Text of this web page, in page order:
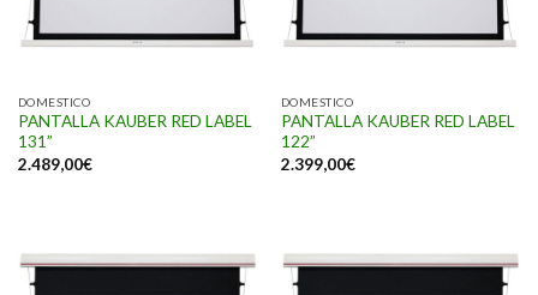
DOMESTICO
PANTALLA KAUBER RED LABEL
131”
2.489,00€
DOMESTICO
PANTALLA KAUBER RED LABEL
122”
2.399,00€